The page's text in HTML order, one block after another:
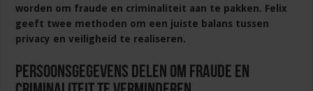
worden om fraude en criminaliteit aan te pakken. Felix
geeft twee methoden om een juiste balans tussen
privacy en veiligheid te realiseren.
Persoonsgegevens delen om fraude en